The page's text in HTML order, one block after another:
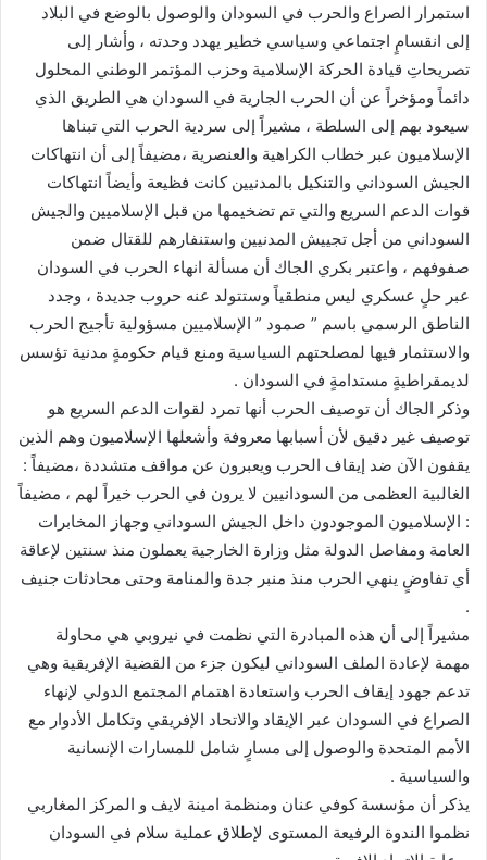
استمرار الصراع والحرب في السودان والوصول بالوضع في البلاد
إلى انقسامٍ اجتماعي وسياسي خطير يهدد وحدته ، وأشار إلى
تصريحاتِ قيادة الحركة الإسلامية وحزب المؤتمر الوطني المحلول
دائماً ومؤخراً عن أن الحرب الجارية في السودان هي الطريق الذي
سيعود بهم إلى السلطة ، مشيراً إلى سردية الحرب التي تبناها
الإسلاميون عبر خطاب الكراهية والعنصرية ،مضيفاً إلى أن انتهاكات
الجيش السوداني والتنكيل بالمدنيين كانت فظيعة وأيضاً انتهاكات
قوات الدعم السريع والتي تم تضخيمها من قبل الإسلاميين والجيش
السوداني من أجل تجييش المدنيين واستنفارهم للقتال ضمن
صفوفهم ، واعتبر بكري الجاك أن مسألة انهاء الحرب في السودان
عبر حلٍ عسكري ليس منطقياً وستتولد عنه حروب جديدة ، وجدد
الناطق الرسمي باسم ” صمود ” الإسلاميين مسؤولية تأجيج الحرب
والاستثمار فيها لمصلحتهم السياسية ومنع قيام حكومةٍ مدنية تؤسس
لديمقراطيةٍ مستدامةٍ في السودان .
وذكر الجاك أن توصيف الحرب أنها تمرد لقوات الدعم السريع هو
توصيف غير دقيق لأن أسبابها معروفة وأشعلها الإسلاميون وهم الذين
يقفون الآن ضد إيقاف الحرب ويعبرون عن مواقف متشددة ،مضيفاً :
الغالبية العظمى من السودانيين لا يرون في الحرب خيراً لهم ، مضيفاً
: الإسلاميون الموجودون داخل الجيش السوداني وجهاز المخابرات
العامة ومفاصل الدولة مثل وزارة الخارجية يعملون منذ سنتين لإعاقة
أي تفاوضٍ ينهي الحرب منذ منبر جدة والمنامة وحتى محادثات جنيف
.
مشيراً إلى أن هذه المبادرة التي نظمت في نيروبي هي محاولة
مهمة لإعادة الملف السوداني ليكون جزء من القضية الإفريقية وهي
تدعم جهود إيقاف الحرب واستعادة اهتمام المجتمع الدولي لإنهاء
الصراع في السودان عبر الإيقاد والاتحاد الإفريقي وتكامل الأدوار مع
الأمم المتحدة والوصول إلى مسارٍ شامل للمسارات الإنسانية
والسياسية .
يذكر أن مؤسسة كوفي عنان ومنظمة امينة لايف و المركز المغاربي
نظموا الندوة الرفيعة المستوى لإطلاق عملية سلام في السودان